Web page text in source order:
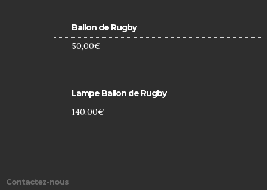
Ballon de Rugby
50,00€
Lampe Ballon de Rugby
140,00€
Contactez-nous